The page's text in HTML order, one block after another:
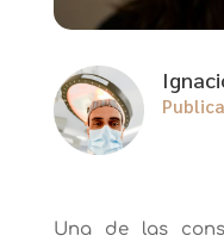
Una de las